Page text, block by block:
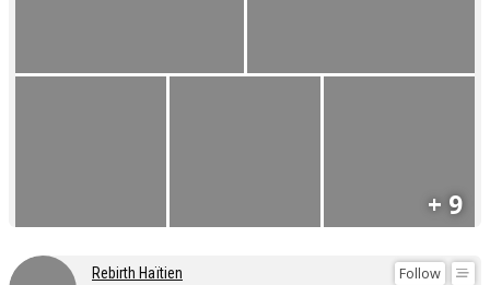
+ 9
Follow
Rebirth Haïtien